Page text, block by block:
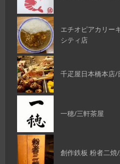
エチオピアカリー
シティ店
千疋屋日本橋本店/
一穂/三軒茶屋
創作鉄板 粉者二焼